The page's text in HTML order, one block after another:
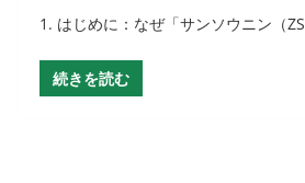
1. はじめに：なぜ「サンソウニン（ZS
続きを読む